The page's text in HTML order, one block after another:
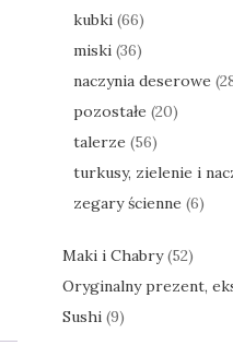
kubki (66)
miski (36)
naczynia deserowe
pozostałe (20)
talerze (56)
turkusy, zielenie i
zegary ścienne (6)
Maki i Chabry (52)
Oryginalny prezent,
Sushi (9)